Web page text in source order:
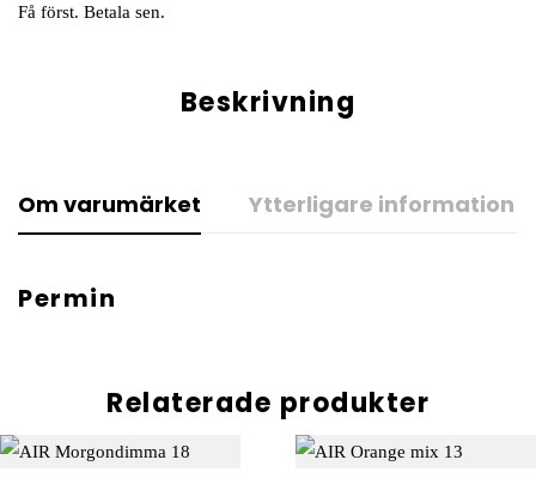
Få först. Betala sen.
Beskrivning
Om varumärket Ytterligare information
Permin
Relaterade produkter